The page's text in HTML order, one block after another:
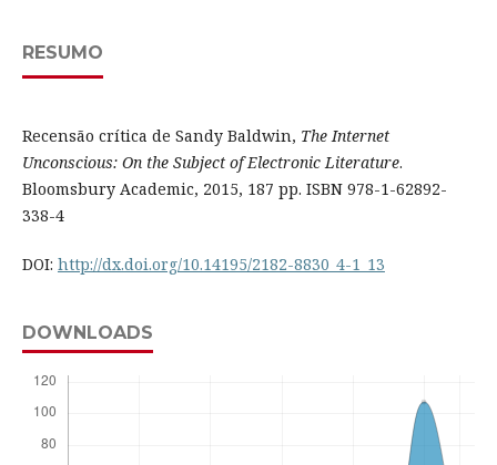
RESUMO
Recensão crítica de Sandy Baldwin, The Internet
Unconscious: On the Subject of Electronic Literature.
Bloomsbury Academic, 2015, 187 pp. ISBN 978-1-62892-
338-4
DOI: http://dx.doi.org/10.14195/2182-8830_4-1_13
DOWNLOADS